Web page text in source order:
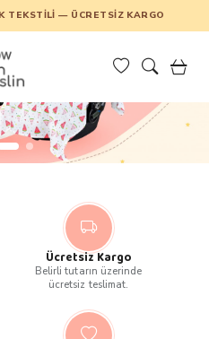
TEKSTILI — ÜCRETSIZ KARGO
Ücretsiz Kargo
Belirli tutarın üzerinde
ücretsiz teslimat.